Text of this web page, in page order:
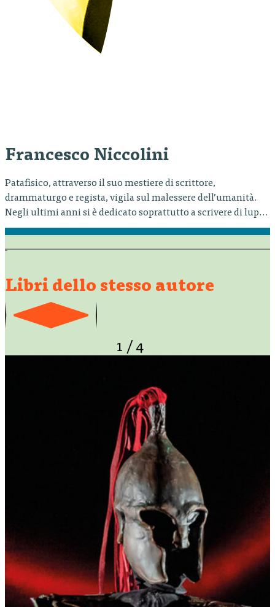
Francesco Niccolini
Patafisico, attraverso il suo mestiere di scrittore,
drammaturgo e regista, vigila sul malessere dell’umanità.
Negli ultimi anni si è dedicato soprattutto a scrivere di lupi,
bambini, foreste, guerre, pipistrelli, virus, dighe, pittori,
Libri dello stesso autore
1 / 4